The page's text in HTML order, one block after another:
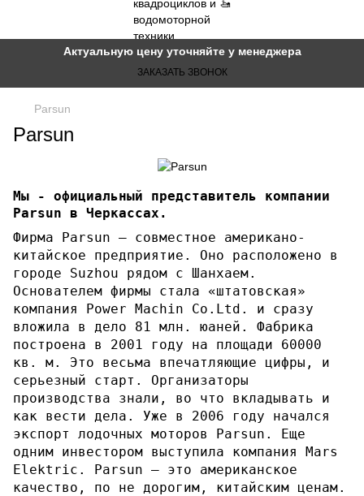
Актуальную цену уточняйте у менеджера
ЗАКАЗАТЬ ЗВОНОК
Parsun
Parsun
Мы - официальный представитель компании
Parsun в Черкассах.
Фирма Parsun – совместное американо-
китайское предприятие. Оно расположено в
городе Suzhou рядом с Шанхаем.
Основателем фирмы стала «штатовская»
компания Power Machin Co.Ltd. и сразу
вложила в дело 81 млн. юаней. Фабрика
построена в 2001 году на площади 60000
кв. м. Это весьма впечатляющие цифры, и
серьезный старт. Организаторы
производства знали, во что вкладывать и
как вести дела. Уже в 2006 году начался
экспорт лодочных моторов Parsun. Еще
одним инвестором выступила компания Mars
Elektric. Parsun – это американское
качество, по не дорогим, китайским ценам.